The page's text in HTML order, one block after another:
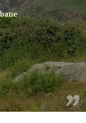
info-material was
and the
B&B's were cosy,
the weather was
but splendid
coast.
Roesberg